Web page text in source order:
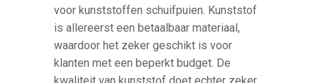
voor kunststoffen schuifpuien. Kunststof
is allereerst een betaalbaar materiaal,
waardoor het zeker geschikt is voor
klanten met een beperkt budget. De
kwaliteit van kunststof doet echter zeker